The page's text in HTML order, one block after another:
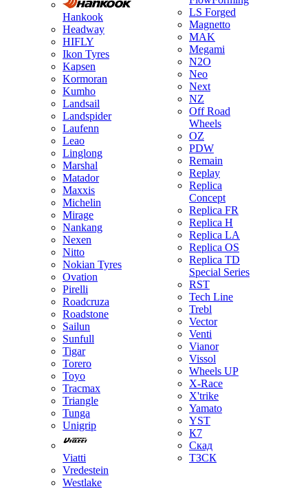
Hankook
Headway
HIFLY
Ikon Tyres
Kapsen
Kormoran
Kumho
Landsail
Landspider
Laufenn
Leao
Linglong
Marshal
Matador
Maxxis
Michelin
Mirage
Nankang
Nexen
Nitto
Nokian Tyres
Ovation
Pirelli
Roadcruza
Roadstone
Sailun
Sunfull
Tigar
Torero
Toyo
Tracmax
Triangle
Tunga
Unigrip
Viatti
Vredestein
Westlake
LS Forged
Magnetto
MAK
Megami
N2O
Neo
Next
NZ
Off Road
Wheels
OZ
PDW
Remain
Replay
Replica
Concept
Replica FR
Replica H
Replica LA
Replica OS
Replica TD
Special Series
RST
Tech Line
Trebl
Vector
Venti
Vianor
Vissol
Wheels UP
X-Race
X'trike
Yamato
YST
К7
Скад
ТЗСК